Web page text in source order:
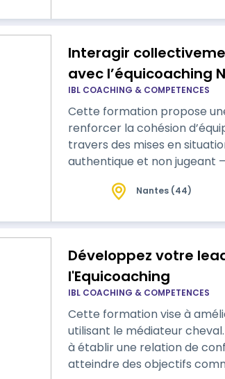
Interagir
avec l’équicoaching
IBL COACHING & COMPETENCES
Cette formation propose
renforcer la cohésion
travers des mises en
authentique et non jugeant
reconnaître…Nantes (44)
Développez votre
l'Equicoaching
IBL COACHING & COMPETENCES
Cette formation vise à
utilisant le médiateur
à établir une relation de
atteindre des objectifs